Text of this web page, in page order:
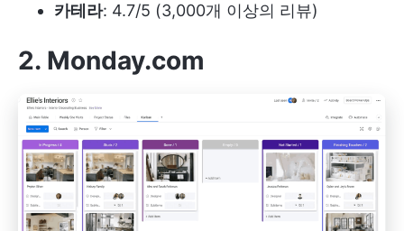
카테라: 4.7/5 (3,000개 이상의 리뷰)
2. Monday.com